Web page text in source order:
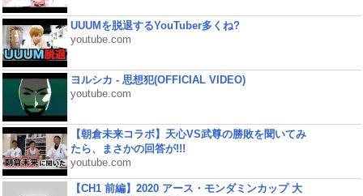
UUUMを脱退するYouTuber多くね?
youtube.com
ヨルシカ - 思想犯(OFFICIAL VIDEO)
youtube.com
【朝倉未来コラボ】天心VS武尊の勝敗を聞いてみ
たら、まさかの回答が!!!
youtube.com
【CH1 前編】2020 アース・モンダミンカップ 大